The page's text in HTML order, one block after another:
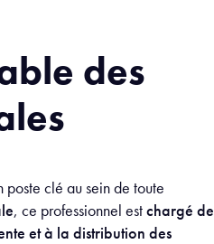
des
poste clé au sein de toute
, ce professionnel estchargé de
et à la distribution des